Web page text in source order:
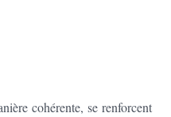
cohérente, se renforcent